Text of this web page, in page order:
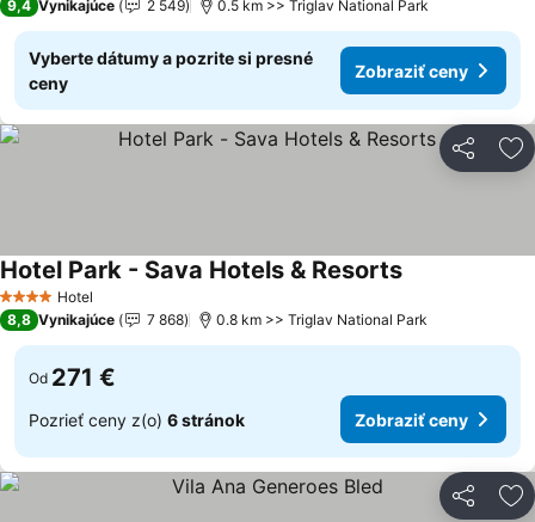
9,4 Vynikajúce 2 549 0.5 km >> Triglav National Park
Vyberte dátumy a pozrite si presné
ceny
Zobraziť ceny
Zdieľať
4 Počet hviezdičiek
Hotel
Hotel Park - Sava Hotels & Resorts
8,8 Vynikajúce 7 868 0.8 km >> Triglav National Park
Od 271 €
Pozrieť ceny z(o) 6 stránok Zobraziť ceny
Zdieľať